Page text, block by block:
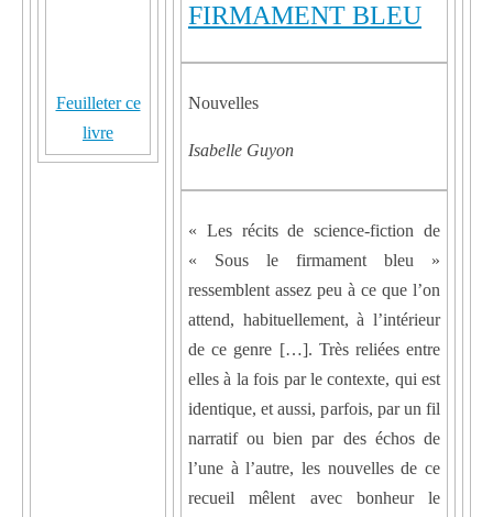
Feuilleter ce
livre
FIRMAMENT BLEU
Nouvelles
Isabelle Guyon
« Les récits de science-fiction de
« Sous le firmament bleu »
ressemblent assez peu à ce que l’on
attend, habituellement, à l’intérieur
de ce genre […]. Très reliées entre
elles à la fois par le contexte, qui est
identique, et aussi, parfois, par un fil
narratif ou bien par des échos de
l’une à l’autre, les nouvelles de ce
recueil mêlent avec bonheur le